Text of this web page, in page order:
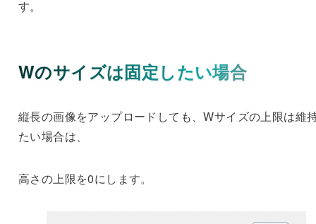
す。
Wのサイズは固定したい場合
縦長の画像をアップロードしても、Wサイズの上限は維
たい場合は、
高さの上限を0にします。